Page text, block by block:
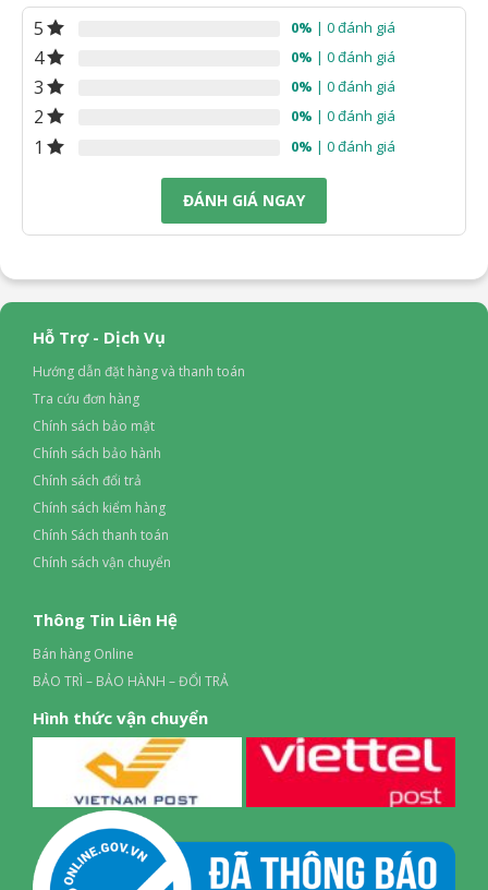
5 0% | 0 đánh giá
4 0% | 0 đánh giá
3 0% | 0 đánh giá
2 0% | 0 đánh giá
1 0% | 0 đánh giá
ĐÁNH GIÁ NGAY
Hỗ Trợ - Dịch Vụ
Hướng dẫn đặt hàng và thanh toán
Tra cứu đơn hàng
Chính sách bảo mật
Chính sách bảo hành
Chính sách đổi trả
Chính sách kiểm hàng
Chính Sách thanh toán
Chính sách vận chuyển
Thông Tin Liên Hệ
Bán hàng Online
BẢO TRÌ – BẢO HÀNH – ĐỔI TRẢ
Hình thức vận chuyển